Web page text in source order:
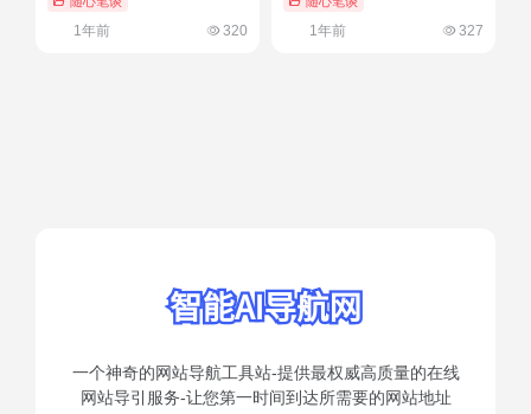
1年前 320 1年前 327
一个神奇的网站导航工具站-提供最权威高质量的在线
网站导引服务-让您第一时间到达所需要的网站地址